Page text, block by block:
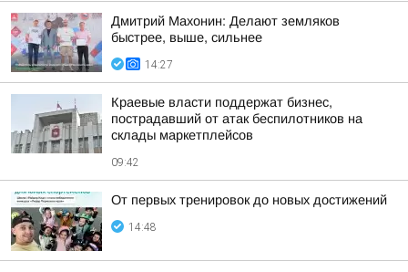
Дмитрий Махонин: Делают земляков
быстрее, выше, сильнее
14:27
Краевые власти поддержат бизнес,
пострадавший от атак беспилотников на
склады маркетплейсов
09:42
От первых тренировок до новых достижений
14:48